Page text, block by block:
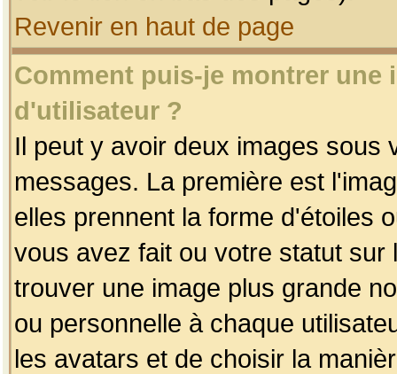
Revenir en haut de page
Comment puis-je montrer une
d'utilisateur ?
Il peut y avoir deux images sous
messages. La première est
elles prennent la forme d'étoiles
vous avez fait ou votre statut
trouver une image plus grande
ou personnelle à chaque
les avatars et de choisir la